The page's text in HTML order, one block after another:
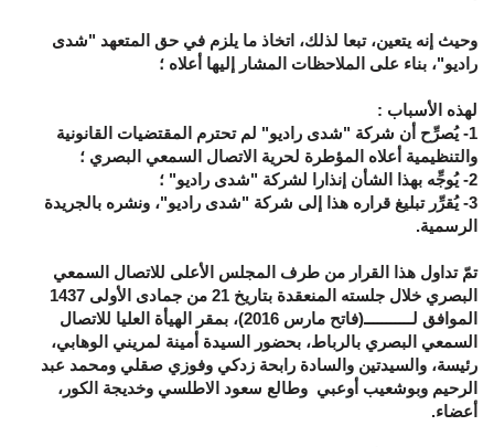
وحيث إنه يتعين، تبعا لذلك، اتخاذ ما يلزم في حق المتعهد "شدى
راديو"، بناء على الملاحظات المشار إليها أعلاه ؛
لهذه الأسباب :
1- يُصرِّح أن شركة "شدى راديو" لم تحترم المقتضيات القانونية
والتنظيمية أعلاه المؤطرة لحرية الاتصال السمعي البصري ؛
2- يُوجِّه بهذا الشأن إنذارا لشركة "شدى راديو" ؛
3- يُقرِّر تبليغ قراره هذا إلى شركة "شدى راديو"، ونشره بالجريدة
الرسمية.
تمّ تداول هذا القرار من طرف المجلس الأعلى للاتصال السمعي
البصري خلال جلسته المنعقدة بتاريخ 21 من جمادى الأولى 1437
الموافق لـــــــــــ(فاتح مارس 2016)، بمقر الهيأة العليا للاتصال
السمعي البصري بالرباط، بحضور السيدة أمينة لمريني الوهابي،
رئيسة، والسيدتين والسادة رابحة زدكي وفوزي صقلي ومحمد عبد
الرحيم وبوشعيب أوعبي وطالع سعود الاطلسي وخديجة الكور،
أعضاء.